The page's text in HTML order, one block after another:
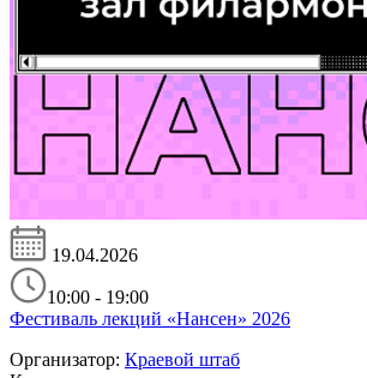
19.04.2026
10:00 - 19:00
Фестиваль лекций «Нансен» 2026
Организатор: Краевой штаб